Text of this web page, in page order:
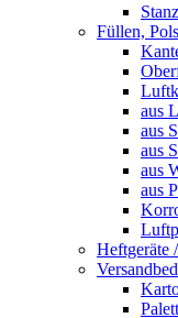
Füllen,
aus
aus
aus
aus
aus
Heftgeräte